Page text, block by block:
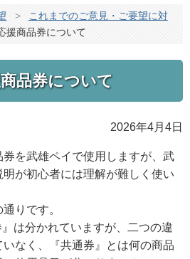
>
これまでのご意見・ご要望に対
援商品券について
品券について
2026年4月4日
を武雄ペイで使用しますが、武
が初心者には理解が難しく使い
りです。
は分かれていますが、二つの違
なく、『共通券』とは何の商品